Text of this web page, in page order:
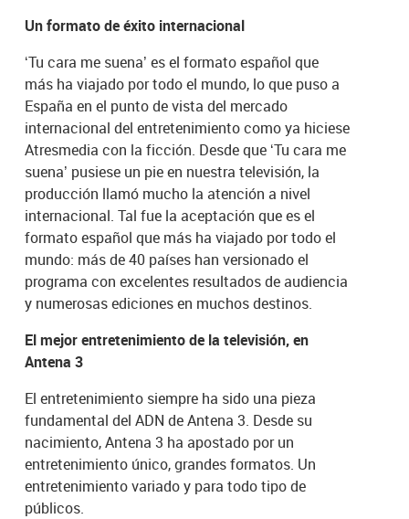
Un formato de éxito internacional
‘Tu cara me suena’ es el formato español que
más ha viajado por todo el mundo, lo que puso a
España en el punto de vista del mercado
internacional del entretenimiento como ya hiciese
Atresmedia con la ficción. Desde que ‘Tu cara me
suena’ pusiese un pie en nuestra televisión, la
producción llamó mucho la atención a nivel
internacional. Tal fue la aceptación que es el
formato español que más ha viajado por todo el
mundo: más de 40 países han versionado el
programa con excelentes resultados de audiencia
y numerosas ediciones en muchos destinos.
El mejor entretenimiento de la televisión, en
Antena 3
El entretenimiento siempre ha sido una pieza
fundamental del ADN de Antena 3. Desde su
nacimiento, Antena 3 ha apostado por un
entretenimiento único, grandes formatos. Un
entretenimiento variado y para todo tipo de
públicos.